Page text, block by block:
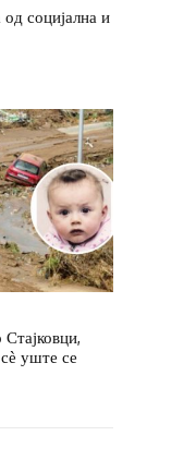
социјална и
уште се